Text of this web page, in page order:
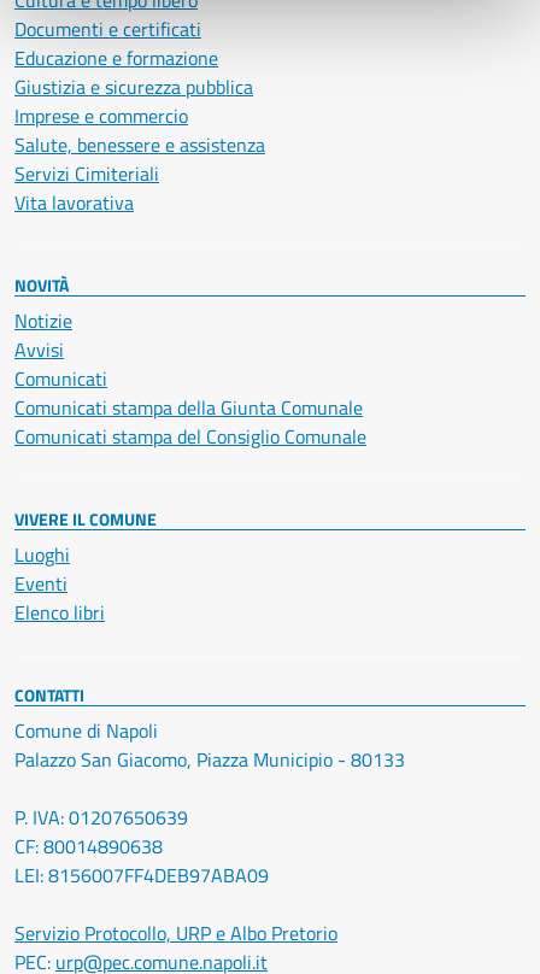
Documenti e certificati
Educazione e formazione
Giustizia e sicurezza pubblica
Imprese e commercio
Salute, benessere e assistenza
Servizi Cimiteriali
Vita lavorativa
NOVITÀ
Notizie
Avvisi
Comunicati
Comunicati stampa della Giunta Comunale
Comunicati stampa del Consiglio Comunale
VIVERE IL COMUNE
Luoghi
Eventi
Elenco libri
CONTATTI
Comune di Napoli
Palazzo San Giacomo, Piazza Municipio - 80133
P. IVA: 01207650639
CF: 80014890638
LEI: 8156007FF4DEB97ABA09
Servizio Protocollo, URP e Albo Pretorio
PEC: urp@pec.comune.napoli.it